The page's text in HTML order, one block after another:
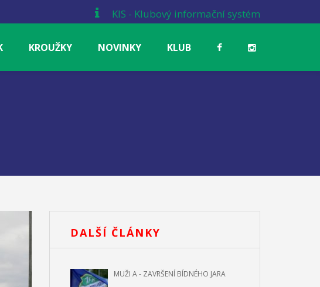
KIS - Klubový informační systém
KROUŽKY NOVINKY KLUB
DALŠÍ ČLÁNKY
MUŽI A - ZAVRŠENÍ BÍDNÉHO JARA